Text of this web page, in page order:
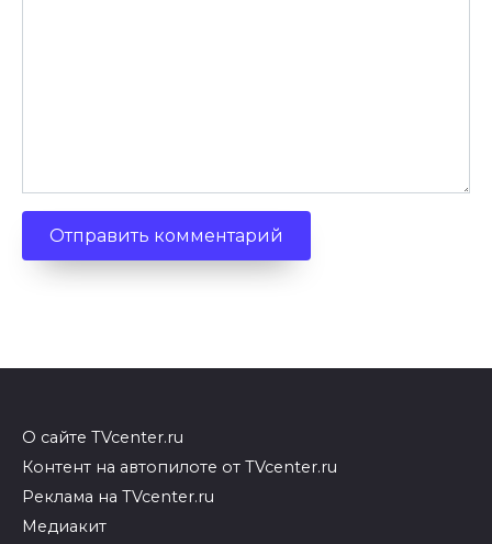
О сайте TVcenter.ru
Контент на автопилоте от TVcenter.ru
Реклама на TVcenter.ru
Медиакит